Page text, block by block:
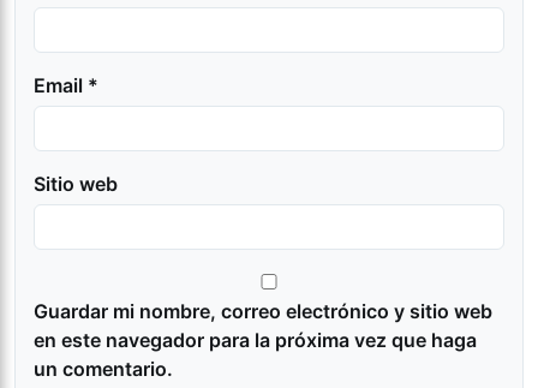
Email *
Sitio web
Guardar mi nombre, correo electrónico y sitio web
en este navegador para la próxima vez que haga
un comentario.